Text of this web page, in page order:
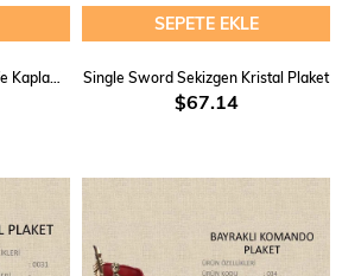
SEPETE EKLE
Single Sword Sekizgen Kristal Plaket
$67.14